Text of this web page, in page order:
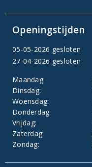
Openingstijden
05-05-2026 gesloten
27-04-2026 gesloten
Maandag:
Dinsdag:
Woensdag:
Donderdag:
Vrijdag:
Zaterdag:
Zondag: